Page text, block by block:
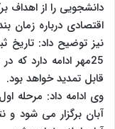
دانشجویی را از اهداف
اقتصادی درباره زمان
نیز توضیح داد: تاریخ
قابل تمدید خواهد بود.